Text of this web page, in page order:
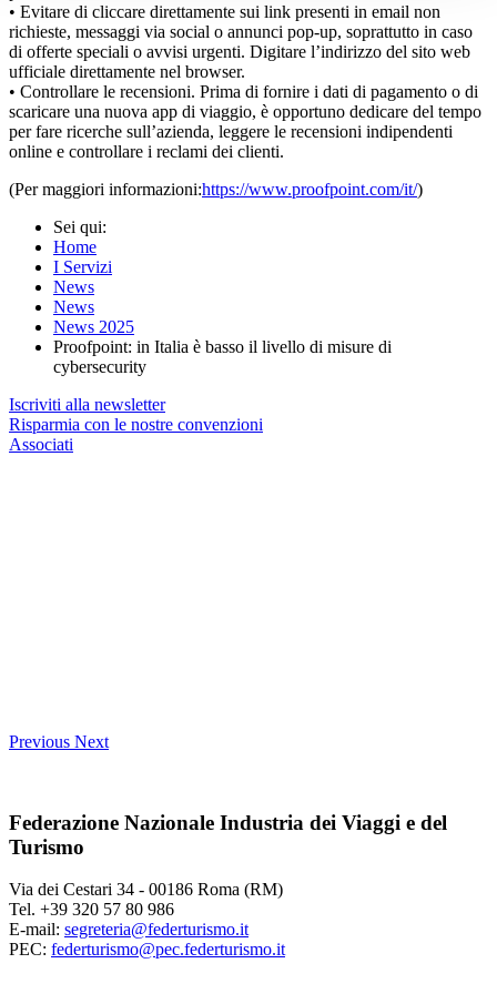
• Evitare di cliccare direttamente sui link presenti in email non
richieste, messaggi via social o annunci pop-up, soprattutto in caso
di offerte speciali o avvisi urgenti. Digitare l’indirizzo del sito web
ufficiale direttamente nel browser.
• Controllare le recensioni. Prima di fornire i dati di pagamento o di
scaricare una nuova app di viaggio, è opportuno dedicare del tempo
per fare ricerche sull’azienda, leggere le recensioni indipendenti
online e controllare i reclami dei clienti.
(Per maggiori informazioni:https://www.proofpoint.com/it/)
Sei qui:
Home
I Servizi
News
News
News 2025
Proofpoint: in Italia è basso il livello di misure di
cybersecurity
Iscriviti alla newsletter
Risparmia con le nostre convenzioni
Associati
Previous Next
Federazione Nazionale Industria dei Viaggi e del
Turismo
Via dei Cestari 34 - 00186 Roma (RM)
Tel. +39 320 57 80 986
E-mail: segreteria@federturismo.it
PEC: federturismo@pec.federturismo.it